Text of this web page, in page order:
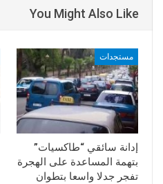
You Might Also Like
مستجدات
إدانة سائقي “طاكسيات”
بتهمة المساعدة على الهجرة
تفجر جدلا واسعا بتطوان